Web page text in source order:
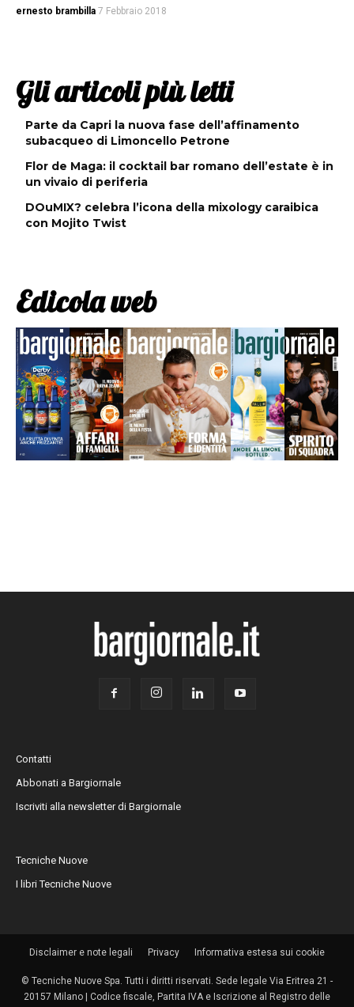
ernesto brambilla 7 Febbraio 2018
Gli articoli più letti
Parte da Capri la nuova fase dell’affinamento
subacqueo di Limoncello Petrone
Flor de Maga: il cocktail bar romano dell’estate è in
un vivaio di periferia
DOuMIX? celebra l’icona della mixology caraibica
con Mojito Twist
Edicola web
Contatti
Abbonati a Bargiornale
Iscriviti alla newsletter di Bargiornale
Tecniche Nuove
I libri Tecniche Nuove
Disclaimer e note legali Privacy Informativa estesa sui cookie
© Tecniche Nuove Spa. Tutti i diritti riservati. Sede legale Via Eritrea 21 -
20157 Milano | Codice fiscale, Partita IVA e Iscrizione al Registro delle